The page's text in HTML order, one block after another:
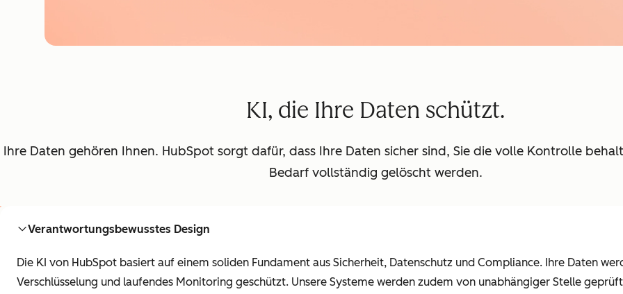
KI, die Ihre Daten schützt.
Ihre Daten gehören Ihnen. HubSpot sorgt dafür, dass Ihre Daten sicher sind, Sie die volle Kontrolle
Bedarf vollständig gelöscht werden.
Verantwortungsbewusstes Design
Die KI von HubSpot basiert auf einem soliden Fundament aus Sicherheit, Datenschutz und Compliance. Ihre Daten
Verschlüsselung und laufendes Monitoring geschützt. Unsere Systeme werden zudem von unabhängiger Stelle